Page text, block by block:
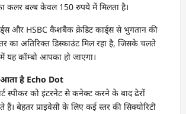
कलर बल्ब केवल 150 रुपये में मिलता है।
और HSBC कैशबैक क्रेडिट कार्ड्स से भुगतान की
का अतिरिक्त डिस्काउंट मिल रहा है, जिसके चलते
कॉम्बो आपका हो जाएगा।
है Echo Dot
स्पीकर को इंटरनेट से कनेक्ट करने के बाद ढेरों
बेहतर प्राइवेसी के लिए कई स्तर की सिक्योरिटी